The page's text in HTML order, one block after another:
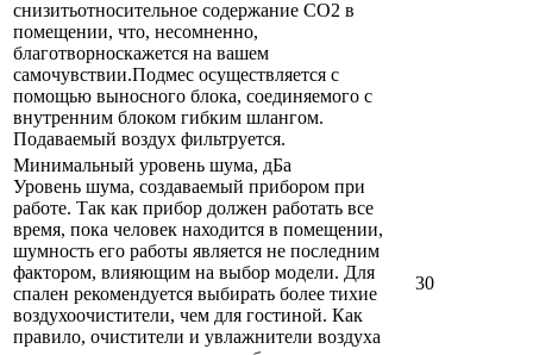
снизитьотносительное содержание СО2 в
помещении, что, несомненно,
благотворноскажется на вашем
самочувствии.Подмес осуществляется с
помощью выносного блока, соединяемого с
внутренним блоком гибким шлангом.
Подаваемый воздух фильтруется.
Минимальный уровень шума, дБа
Уровень шума, создаваемый прибором при
работе. Так как прибор должен работать все
время, пока человек находится в помещении,
шумность его работы является не последним
фактором, влияющим на выбор модели. Для
спален рекомендуется выбирать более тихие
воздухоочистители, чем для гостиной. Как
правило, очистители и увлажнители воздуха
30